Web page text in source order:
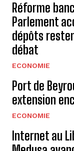
Réforme
Parlement
dépôts
débat
ECONOMIE
Port de
extension
ECONOMIE
Internet au